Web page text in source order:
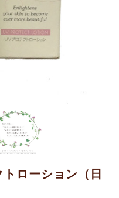
ローション（日